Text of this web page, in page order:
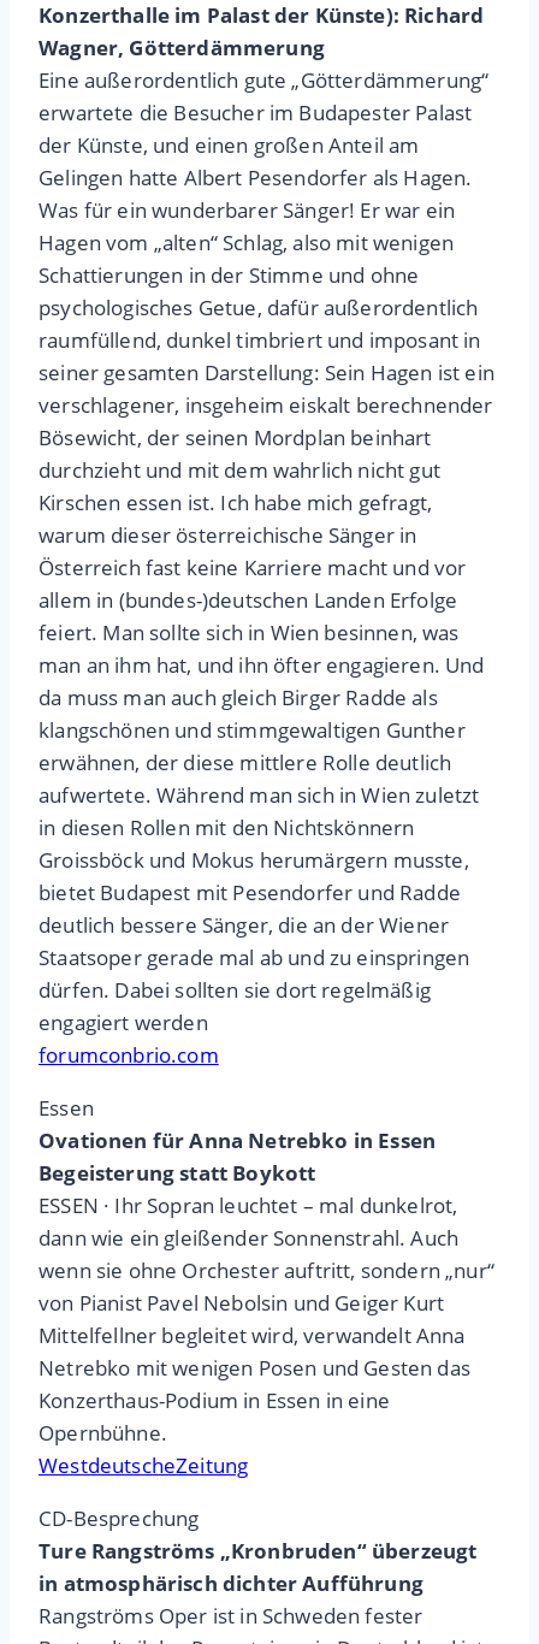
Konzerthalle im Palast der Künste): Richard
Wagner, Götterdämmerung
Eine außerordentlich gute „Götterdämmerung“
erwartete die Besucher im Budapester Palast
der Künste, und einen großen Anteil am
Gelingen hatte Albert Pesendorfer als Hagen.
Was für ein wunderbarer Sänger! Er war ein
Hagen vom „alten“ Schlag, also mit wenigen
Schattierungen in der Stimme und ohne
psychologisches Getue, dafür außerordentlich
raumfüllend, dunkel timbriert und imposant in
seiner gesamten Darstellung: Sein Hagen ist ein
verschlagener, insgeheim eiskalt berechnender
Bösewicht, der seinen Mordplan beinhart
durchzieht und mit dem wahrlich nicht gut
Kirschen essen ist. Ich habe mich gefragt,
warum dieser österreichische Sänger in
Österreich fast keine Karriere macht und vor
allem in (bundes-)deutschen Landen Erfolge
feiert. Man sollte sich in Wien besinnen, was
man an ihm hat, und ihn öfter engagieren. Und
da muss man auch gleich Birger Radde als
klangschönen und stimmgewaltigen Gunther
erwähnen, der diese mittlere Rolle deutlich
aufwertete. Während man sich in Wien zuletzt
in diesen Rollen mit den Nichtskönnern
Groissböck und Mokus herumärgern musste,
bietet Budapest mit Pesendorfer und Radde
deutlich bessere Sänger, die an der Wiener
Staatsoper gerade mal ab und zu einspringen
dürfen. Dabei sollten sie dort regelmäßig
engagiert werden
forumconbrio.com
Essen
Ovationen für Anna Netrebko in Essen
Begeisterung statt Boykott
ESSEN · Ihr Sopran leuchtet – mal dunkelrot,
dann wie ein gleißender Sonnenstrahl. Auch
wenn sie ohne Orchester auftritt, sondern „nur“
von Pianist Pavel Nebolsin und Geiger Kurt
Mittelfellner begleitet wird, verwandelt Anna
Netrebko mit wenigen Posen und Gesten das
Konzerthaus-Podium in Essen in eine
Opernbühne.
WestdeutscheZeitung
CD-Besprechung
Ture Rangströms „Kronbruden“ überzeugt
in atmosphärisch dichter Aufführung
Rangströms Oper ist in Schweden fester